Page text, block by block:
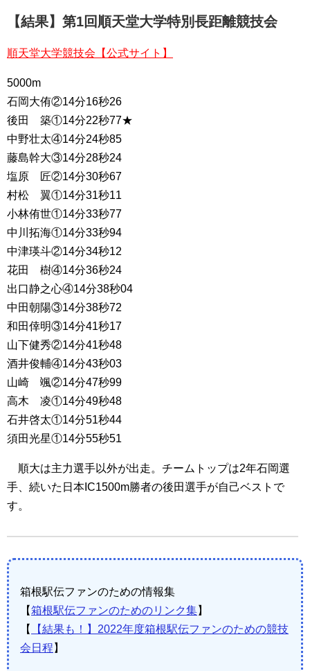
【結果】第1回順天堂大学特別長距離競技会
順天堂大学競技会【公式サイト】
5000m
石岡大侑②14分16秒26
後田 築①14分22秒77★
中野壮太④14分24秒85
藤島幹大③14分28秒24
塩原 匠②14分30秒67
村松 翼①14分31秒11
小林侑世①14分33秒77
中川拓海①14分33秒94
中津瑛斗②14分34秒12
花田 樹④14分36秒24
出口静之心④14分38秒04
中田朝陽③14分38秒72
和田倖明③14分41秒17
山下健秀②14分41秒48
酒井俊輔④14分43秒03
山崎 颯②14分47秒99
高木 凌①14分49秒48
石井啓太①14分51秒44
須田光星①14分55秒51
順大は主力選手以外が出走。チームトップは2年石岡選
手、続いた日本IC1500m勝者の後田選手が自己ベストで
す。
箱根駅伝ファンのための情報集
【箱根駅伝ファンのためのリンク集】
【
【結果も！】2022年度箱根駅伝ファンのための競技
会日程 】